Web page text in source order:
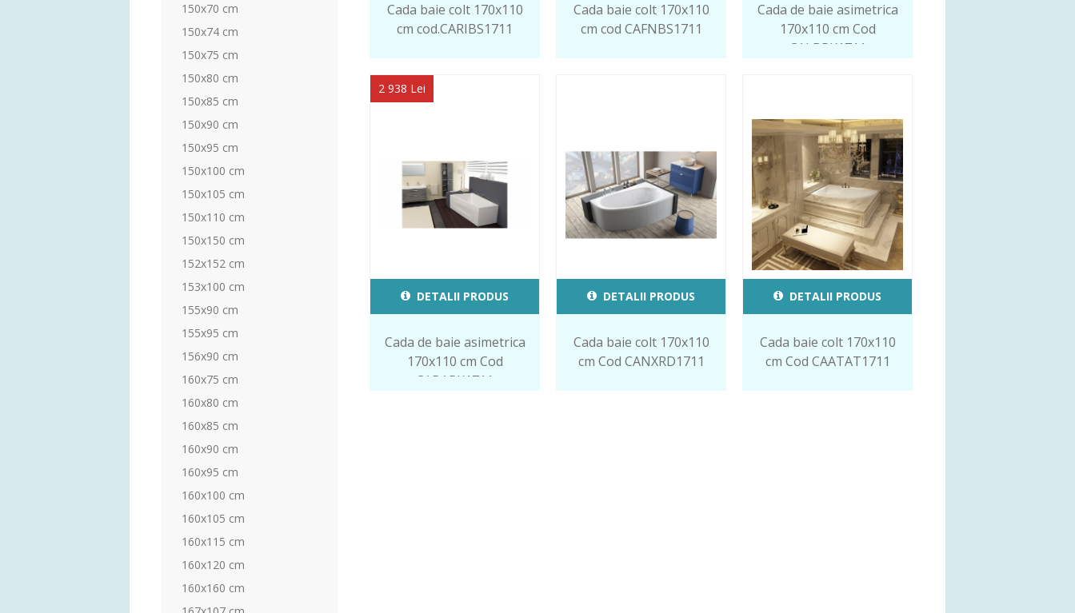
150x70 cm
150x74 cm
150x75 cm
150x80 cm
150x85 cm
150x90 cm
150x95 cm
150x100 cm
150x105 cm
150x110 cm
150x150 cm
152x152 cm
153x100 cm
155x90 cm
155x95 cm
156x90 cm
160x75 cm
160x80 cm
160x85 cm
160x90 cm
160x95 cm
160x100 cm
160x105 cm
160x115 cm
160x120 cm
160x160 cm
Cada baie colt 170x110
cm cod.CARIBS1711
Cada baie colt 170x110
cm cod CAFNBS1711
Cada de baie asimetrica
170x110 cm Cod
CALBPK1711
2 938 Lei
DETALII PRODUS
Cada de baie asimetrica
170x110 cm Cod
CABAPK1711
DETALII PRODUS
Cada baie colt 170x110
cm Cod CANXRD1711
DETALII PRODUS
Cada baie colt 170x110
cm Cod CAATAT1711